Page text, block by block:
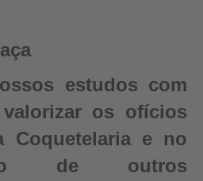
estudos com
os ofícios
Coquetelaria e no
de outros